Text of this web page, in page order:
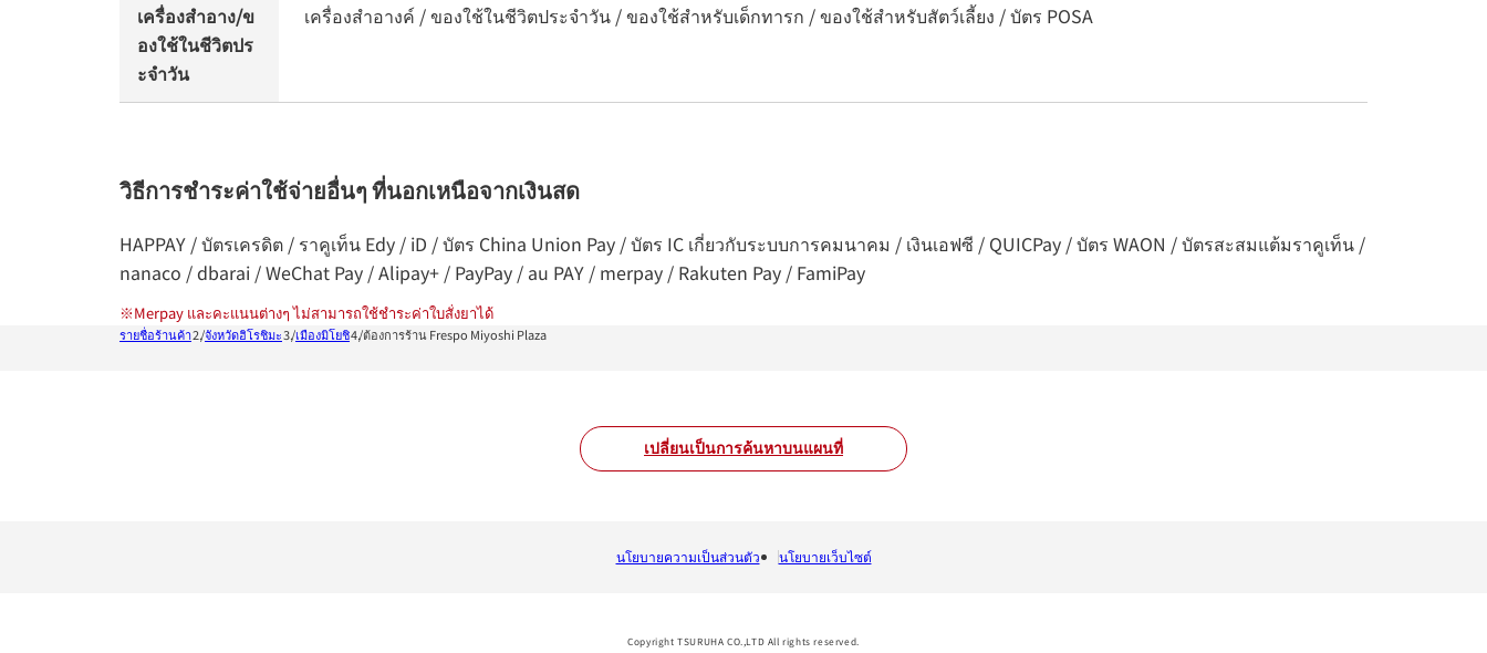
เครื่องสำอาง/ข
องใช้ในชีวิตปร
ะจำวัน
เครื่องสำอางค์ / ของใช้ในชีวิตประจำวัน / ของใช้สำหรับเด็กทารก / ของใช้สำหรับสัตว์เลี้ยง / บัตร POSA
วิธีการชำระค่าใช้จ่ายอื่นๆ ที่นอกเหนือจากเงินสด
HAPPAY / บัตรเครดิต / ราคูเท็น Edy / iD / บัตร China Union Pay / บัตร IC เกี่ยวกับระบบการคมนาคม / เงินเอฟซี / QUICPay / บัตร WAON / บัตรสะสมแต้มราคูเท็น /
nanaco / dbarai / WeChat Pay / Alipay+ / PayPay / au PAY / merpay / Rakuten Pay / FamiPay
※Merpay และคะแนนต่างๆ ไม่สามารถใช้ชำระค่าใบสั่งยาได้
เปลี่ยนเป็นการค้นหาบนแผนที่
รายชื่อร้านค้า จังหวัดฮิโรชิมะ เมืองมิโยชิ ต้องการร้าน Frespo Miyoshi Plaza
นโยบายความเป็นส่วนตัว นโยบายเว็บไซต์
Copyright TSURUHA CO.,LTD All rights reserved.